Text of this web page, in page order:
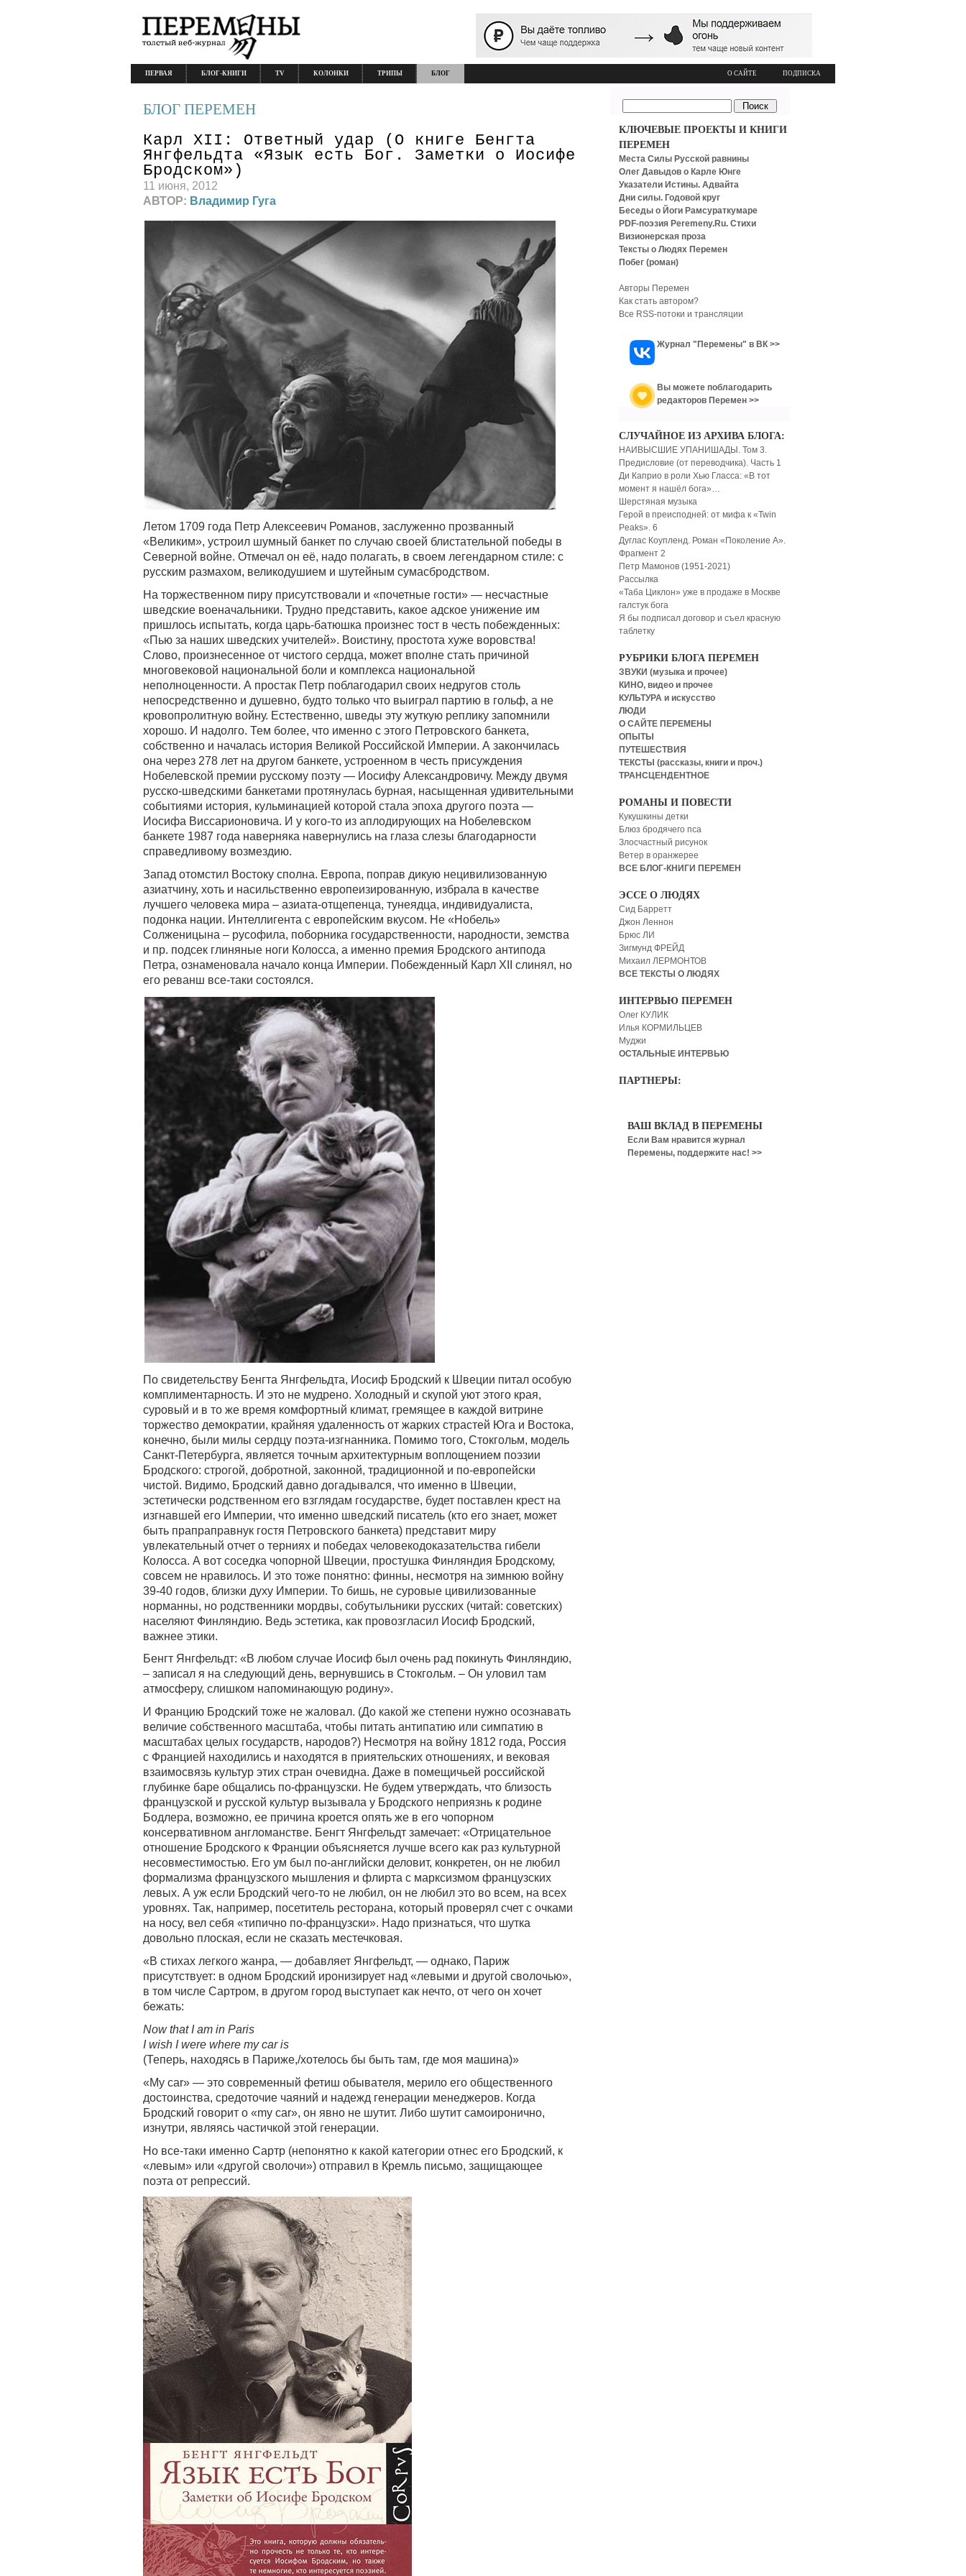
О САЙТЕ ПОДПИСКА
ПЕРВАЯ БЛОГ-КНИГИ TV КОЛОНКИ ТРИПЫ БЛОГ
БЛОГ ПЕРЕМЕН
Карл XII: Ответный удар (О книге Бенгта
Янгфельдта «Язык есть Бог. Заметки о Иосифе
Бродском»)
11 июня, 2012
АВТОР: Владимир Гуга
Летом 1709 года Петр Алексеевич Романов, заслуженно прозванный
«Великим», устроил шумный банкет по случаю своей блистательной победы в
Северной войне. Отмечал он её, надо полагать, в своем легендарном стиле: с
русским размахом, великодушием и шутейным сумасбродством.
На торжественном пиру присутствовали и «почетные гости» — несчастные
шведские военачальники. Трудно представить, какое адское унижение им
пришлось испытать, когда царь-батюшка произнес тост в честь побежденных:
«Пью за наших шведских учителей». Воистину, простота хуже воровства!
Слово, произнесенное от чистого сердца, может вполне стать причиной
многовековой национальной боли и комплекса национальной
неполноценности. А простак Петр поблагодарил своих недругов столь
непосредственно и душевно, будто только что выиграл партию в гольф, а не
кровопролитную войну. Естественно, шведы эту жуткую реплику запомнили
хорошо. И надолго. Тем более, что именно с этого Петровского банкета,
собственно и началась история Великой Российской Империи. А закончилась
она через 278 лет на другом банкете, устроенном в честь присуждения
Нобелевской премии русскому поэту — Иосифу Александровичу. Между двумя
русско-шведскими банкетами протянулась бурная, насыщенная удивительными
событиями история, кульминацией которой стала эпоха другого поэта —
Иосифа Виссарионовича. И у кого-то из аплодирующих на Нобелевском
банкете 1987 года наверняка навернулись на глаза слезы благодарности
справедливому возмездию.
Запад отомстил Востоку сполна. Европа, поправ дикую нецивилизованную
азиатчину, хоть и насильственно европеизированную, избрала в качестве
лучшего человека мира – азиата-отщепенца, тунеядца, индивидуалиста,
подонка нации. Интеллигента с европейским вкусом. Не «Нобель»
Солженицына – русофила, поборника государственности, народности, земства
и пр. подсек глиняные ноги Колосса, а именно премия Бродского антипода
Петра, ознаменовала начало конца Империи. Побежденный Карл XII слинял, но
его реванш все-таки состоялся.
По свидетельству Бенгта Янгфельдта, Иосиф Бродский к Швеции питал особую
комплиментарность. И это не мудрено. Холодный и скупой уют этого края,
суровый и в то же время комфортный климат, гремящее в каждой витрине
торжество демократии, крайняя удаленность от жарких страстей Юга и Востока,
конечно, были милы сердцу поэта-изгнанника. Помимо того, Стокгольм, модель
Санкт-Петербурга, является точным архитектурным воплощением поэзии
Бродского: строгой, добротной, законной, традиционной и по-европейски
чистой. Видимо, Бродский давно догадывался, что именно в Швеции,
эстетически родственном его взглядам государстве, будет поставлен крест на
изгнавшей его Империи, что именно шведский писатель (кто его знает, может
быть прапраправнук гостя Петровского банкета) представит миру
увлекательный отчет о терниях и победах человекодоказательства гибели
Колосса. А вот соседка чопорной Швеции, простушка Финляндия Бродскому,
совсем не нравилось. И это тоже понятно: финны, несмотря на зимнюю войну
39-40 годов, близки духу Империи. То бишь, не суровые цивилизованные
норманны, но родственники мордвы, собутыльники русских (читай: советских)
населяют Финляндию. Ведь эстетика, как провозгласил Иосиф Бродский,
важнее этики.
Бенгт Янгфельдт: «В любом случае Иосиф был очень рад покинуть Финляндию,
– записал я на следующий день, вернувшись в Стокгольм. – Он уловил там
атмосферу, слишком напоминающую родину».
И Францию Бродский тоже не жаловал. (До какой же степени нужно осознавать
величие собственного масштаба, чтобы питать антипатию или симпатию в
масштабах целых государств, народов?) Несмотря на войну 1812 года, Россия
с Францией находились и находятся в приятельских отношениях, и вековая
взаимосвязь культур этих стран очевидна. Даже в помещичьей российской
глубинке баре общались по-французски. Не будем утверждать, что близость
французской и русской культур вызывала у Бродского неприязнь к родине
Бодлера, возможно, ее причина кроется опять же в его чопорном
консервативном англоманстве. Бенгт Янгфельдт замечает: «Отрицательное
отношение Бродского к Франции объясняется лучше всего как раз культурной
несовместимостью. Его ум был по-английски деловит, конкретен, он не любил
формализма французского мышления и флирта с марксизмом французских
левых. А уж если Бродский чего-то не любил, он не любил это во всем, на всех
уровнях. Так, например, посетитель ресторана, который проверял счет с очками
на носу, вел себя «типично по-французски». Надо признаться, что шутка
довольно плоская, если не сказать местечковая.
«В стихах легкого жанра, — добавляет Янгфельдт, — однако, Париж
присутствует: в одном Бродский иронизирует над «левыми и другой сволочью»,
в том числе Сартром, в другом город выступает как нечто, от чего он хочет
бежать:
Now that I am in Paris
I wish I were where my car is
(Теперь, находясь в Париже,/хотелось бы быть там, где моя машина)»
«My car» — это современный фетиш обывателя, мерило его общественного
достоинства, средоточие чаяний и надежд генерации менеджеров. Когда
Бродский говорит о «my car», он явно не шутит. Либо шутит самоиронично,
изнутри, являясь частичкой этой генерации.
Но все-таки именно Сартр (непонятно к какой категории отнес его Бродский, к
«левым» или «другой сволочи») отправил в Кремль письмо, защищающее
поэта от репрессий.
КЛЮЧЕВЫЕ ПРОЕКТЫ И КНИГИ
ПЕРЕМЕН
Места Силы Русской равнины
Олег Давыдов о Карле Юнге
Указатели Истины. Адвайта
Дни силы. Годовой круг
Беседы о Йоги Рамсураткумаре
PDF-поэзия Peremeny.Ru. Стихи
Визионерская проза
Тексты о Людях Перемен
Побег (роман)
Авторы Перемен
Как стать автором?
Все RSS-потоки и трансляции
Журнал "Перемены" в ВК >>
Вы можете поблагодарить
редакторов Перемен >>
СЛУЧАЙНОЕ ИЗ АРХИВА БЛОГА:
НАИВЫСШИЕ УПАНИШАДЫ. Том 3.
Предисловие (от переводчика). Часть 1
Ди Каприо в роли Хью Гласса: «В тот
момент я нашёл бога»…
Шерстяная музыка
Герой в преисподней: от мифа к «Twin
Peaks». 6
Дуглас Коупленд. Роман «Поколение А».
Фрагмент 2
Петр Мамонов (1951-2021)
Рассылка
«Таба Циклон» уже в продаже в Москве
галстук бога
Я бы подписал договор и съел красную
таблетку
РУБРИКИ БЛОГА ПЕРЕМЕН
ЗВУКИ (музыка и прочее)
КИНО, видео и прочее
КУЛЬТУРА и искусство
ЛЮДИ
О САЙТЕ ПЕРЕМЕНЫ
ОПЫТЫ
ПУТЕШЕСТВИЯ
ТЕКСТЫ (рассказы, книги и проч.)
ТРАНСЦЕНДЕНТНОЕ
РОМАНЫ И ПОВЕСТИ
Кукушкины детки
Блюз бродячего пса
Злосчастный рисунок
Ветер в оранжерее
ВСЕ БЛОГ-КНИГИ ПЕРЕМЕН
ЭССЕ О ЛЮДЯХ
Сид Барретт
Джон Леннон
Брюс ЛИ
Зигмунд ФРЕЙД
Михаил ЛЕРМОНТОВ
ВСЕ ТЕКСТЫ О ЛЮДЯХ
ИНТЕРВЬЮ ПЕРЕМЕН
Олег КУЛИК
Илья КОРМИЛЬЦЕВ
Муджи
ОСТАЛЬНЫЕ ИНТЕРВЬЮ
ПАРТНЕРЫ:
ВАШ ВКЛАД В ПЕРЕМЕНЫ
Если Вам нравится журнал
Перемены, поддержите нас! >>